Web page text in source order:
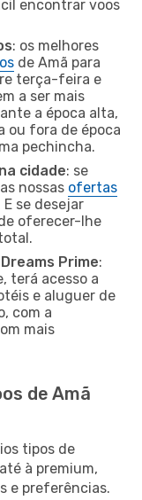
encontrar voos
: os melhores
de Amã para
terça-feira e
a ser mais
a época alta,
ou fora de época
pechincha.
cidade: se
nossas ofertas
se desejar
oferecer-lhe
Prime:
terá acesso a
e aluguer de
com a
mais
de Amã
tipos de
à premium,
e preferências.